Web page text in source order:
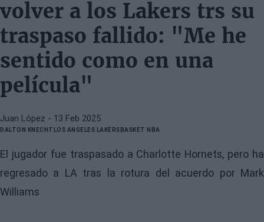
volver a los Lakers trs su
traspaso fallido: "Me he
sentido como en una
película"
Juan López - 13 Feb 2025
DALTON KNECHT LOS ANGELES LAKERSBASKET NBA
El jugador fue traspasado a Charlotte Hornets, pero ha
regresado a LA tras la rotura del acuerdo por Mark
Williams